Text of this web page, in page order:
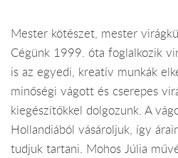
Mester kötészet, mester
Cégünk 1999. óta foglalkozik
is az egyedi, kreatív munkák
minőségi vágott és cserepes
kiegészítőkkel dolgozunk. A
Hollandiából vásároljuk, így
tudjuk tartani. Mohos Júlia